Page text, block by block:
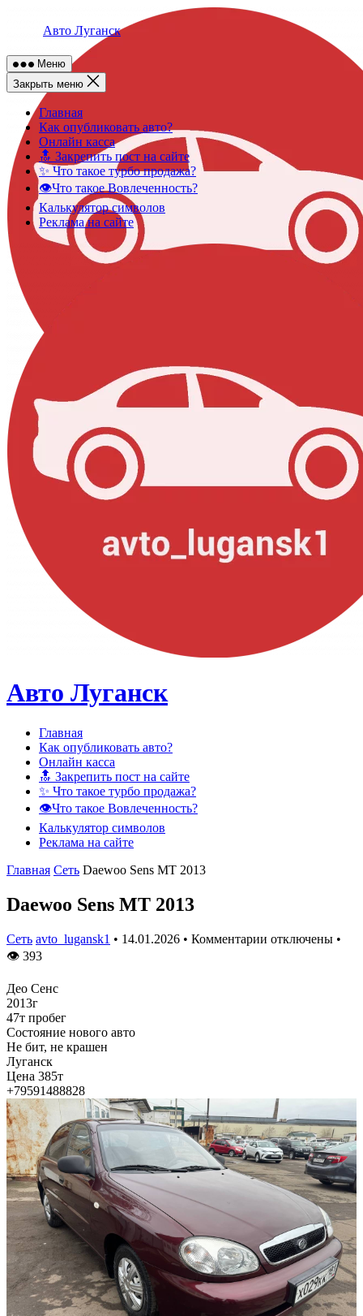
Авто Луганск
Меню
Закрыть меню
Главная
Как опубликовать авто?
Онлайн касса
🔝 Закрепить пост на сайте
✨ Что такое турбо продажа?
👁️Что такое Вовлеченность?
Калькулятор символов
Реклама на сайте
Авто Луганск
Главная
Как опубликовать авто?
Онлайн касса
🔝 Закрепить пост на сайте
✨ Что такое турбо продажа?
👁️Что такое Вовлеченность?
Калькулятор символов
Реклама на сайте
Главная Сеть Daewoo Sens MT 2013
Daewoo Sens MT 2013
Сеть avto_lugansk1 • 14.01.2026 • Комментарии отключены •
👁 393
Део Сенс
2013г
47т пробег
Состояние нового авто
Не бит, не крашен
Луганск
Цена 385т
+79591488828